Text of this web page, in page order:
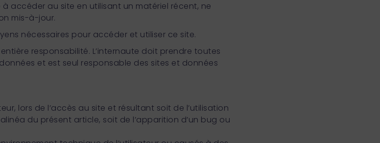
à accéder au site en utilisant un matériel récent, ne
mis-à-jour.
nécessaires pour accéder et utiliser ce site.
responsabilité. L’internaute doit prendre toutes
et est seul responsable des sites et données
lors de l’accès au site et résultant soit de l’utilisation
du présent article, soit de l’apparition d’un bug ou